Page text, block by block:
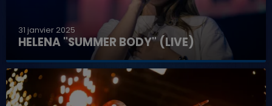
31 janvier 2025
HELENA "SUMMER BODY" (LIVE)